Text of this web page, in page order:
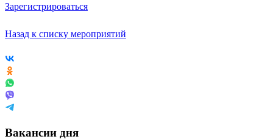
Зарегистрироваться
Назад к списку мероприятий
Вакансии дня